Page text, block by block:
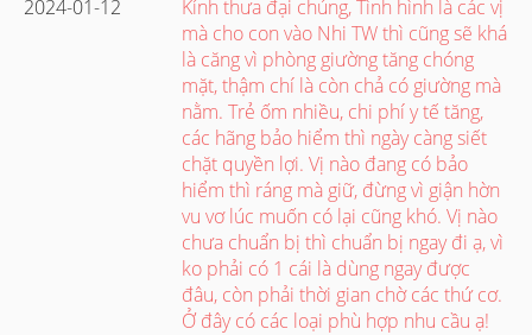
2024-01-12
Kính thưa đại chúng, Tình hình là các vị
mà cho con vào Nhi TW thì cũng sẽ khá
là căng vì phòng giường tăng chóng
mặt, thậm chí là còn chả có giường mà
nằm. Trẻ ốm nhiều, chi phí y tế tăng,
các hãng bảo hiểm thì ngày càng siết
chặt quyền lợi. Vị nào đang có bảo
hiểm thì ráng mà giữ, đừng vì giận hờn
vu vơ lúc muốn có lại cũng khó. Vị nào
chưa chuẩn bị thì chuẩn bị ngay đi ạ, vì
ko phải có 1 cái là dùng ngay được
đâu, còn phải thời gian chờ các thứ cơ.
Ở đây có các loại phù hợp nhu cầu ạ!